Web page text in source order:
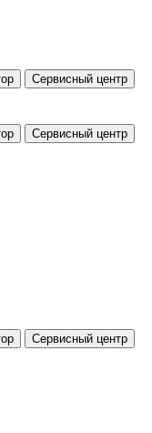
Сервисный центр
Сервисный центр
Сервисный центр